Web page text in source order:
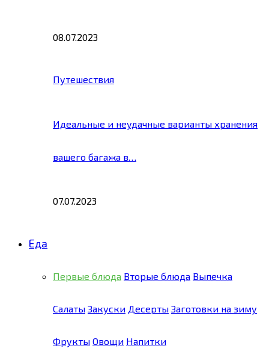
08.07.2023
Путешествия
Идеальные и неудачные варианты хранения
вашего багажа в…
07.07.2023
Еда
Первые блюда Вторые блюда Выпечка
Салаты Закуски Десерты Заготовки на зиму
Фрукты Овощи Напитки